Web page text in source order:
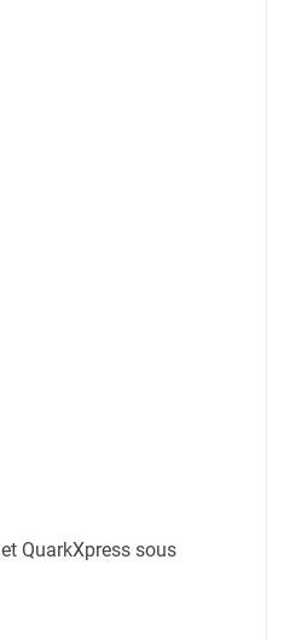
QuarkXpress sous